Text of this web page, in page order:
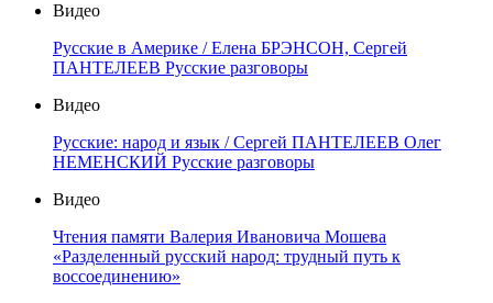
Видео
Русские в Америке / Елена БРЭНСОН, Сергей
ПАНТЕЛЕЕВ Русские разговоры
Видео
Русские: народ и язык / Сергей ПАНТЕЛЕЕВ Олег
НЕМЕНСКИЙ Русские разговоры
Видео
Чтения памяти Валерия Ивановича Мошева
«Разделенный русский народ: трудный путь к
воссоединению»